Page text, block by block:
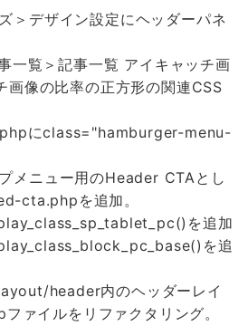
＞デザイン設定にヘッダーパネ
一覧＞記事一覧 アイキャッチ画
画像の比率の正方形の関連CSS
にclass="hamburger-menu-
メニュー用のHeader CTAとし
cta.phpを追加。
を追加
を追
header内のヘッダーレイ
ァイルをリファクタリング。